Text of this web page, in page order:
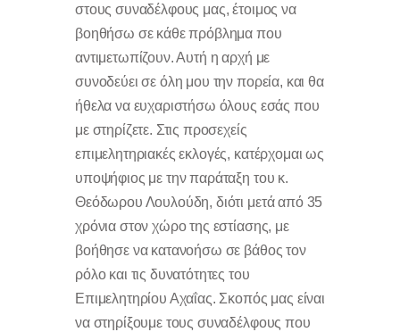
στους συναδέλφους μας, έτοιμος να
βοηθήσω σε κάθε πρόβλημα που
αντιμετωπίζουν. Αυτή η αρχή με
συνοδεύει σε όλη μου την πορεία, και θα
ήθελα να ευχαριστήσω όλους εσάς που
με στηρίζετε. Στις προσεχείς
επιμελητηριακές εκλογές, κατέρχομαι ως
υποψήφιος με την παράταξη του κ.
Θεόδωρου Λουλούδη, διότι μετά από 35
χρόνια στον χώρο της εστίασης, με
βοήθησε να κατανοήσω σε βάθος τον
ρόλο και τις δυνατότητες του
Επιμελητηρίου Αχαΐας. Σκοπός μας είναι
να στηρίξουμε τους συναδέλφους που